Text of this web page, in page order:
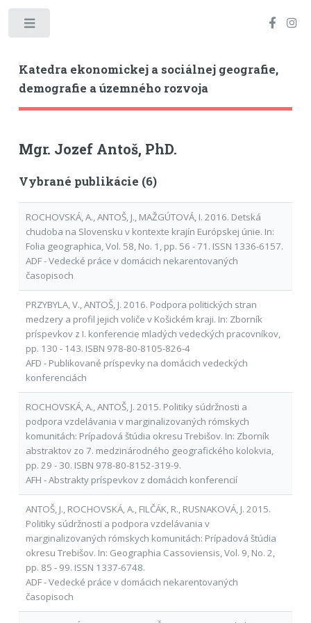
Katedra ekonomickej a sociálnej geografie,
demografie a územného rozvoja
Mgr. Jozef Antoš, PhD.
Vybrané publikácie (6)
ROCHOVSKÁ, A., ANTOŠ, J., MAŽGÚTOVÁ, I. 2016. Detská
chudoba na Slovensku v kontexte krajín Európskej únie. In:
Folia geographica, Vol. 58, No. 1, pp. 56 - 71. ISSN 1336-6157.
ADF - Vedecké práce v domácich nekarentovaných
časopisoch
PRZYBYLA, V., ANTOŠ, J. 2016. Podpora politických stran
medzery a profil jejich voliče v Košickém kraji. In: Zborník
príspevkov z I. konferencie mladých vedeckých pracovníkov,
pp. 130 - 143. ISBN 978-80-8105-826-4
AFD - Publikované príspevky na domácich vedeckých
konferenciách
ROCHOVSKÁ, A., ANTOŠ, J. 2015. Politiky súdržnosti a
podpora vzdelávania v marginalizovaných rómskych
komunitách: Prípadová štúdia okresu Trebišov. In: Zborník
abstraktov zo 7. medzinárodného geografického kolokvia,
pp. 29 - 30. ISBN 978-80-8152-319-9.
AFH - Abstrakty príspevkov z domácich konferencií
ANTOŠ, J., ROCHOVSKÁ, A., FILČÁK, R., RUSNAKOVÁ, J. 2015.
Politiky súdržnosti a podpora vzdelávania v
marginalizovaných rómskych komunitách: Prípadová štúdia
okresu Trebišov. In: Geographia Cassoviensis, Vol. 9, No. 2,
pp. 85 - 99. ISSN 1337-6748.
ADF - Vedecké práce v domácich nekarentovaných
časopisoch